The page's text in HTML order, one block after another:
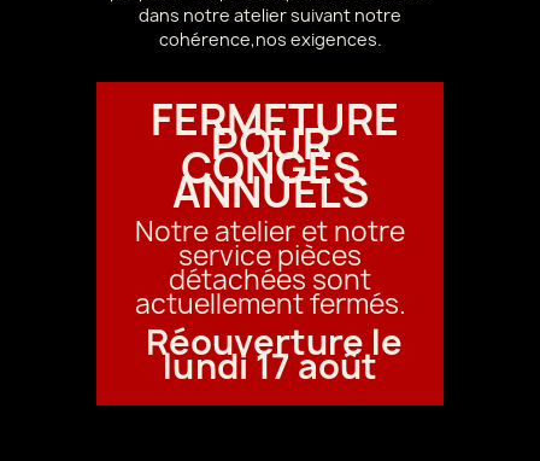
dans notre atelier suivant notre
cohérence,nos exigences.
FERMETURE
POUR
CONGÉS
ANNUELS
Notre atelier et notre
service pièces
détachées sont
actuellement fermés.
Réouverture le
lundi 17 août